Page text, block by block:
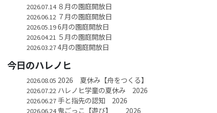
2026.07.14８月の園庭開放日
2026.06.12 ７月の園庭開放日
2026.05.196月の園庭開放日
2026.04.21 ５月の園庭開放日
2026.03.274月の園庭開放日
今日のハレノヒ
2026.08.05 2026 夏休み【舟をつくる】
2026.07.22 ハレノヒ学童の夏休み 2026
2026.06.27手と指先の認知 2026
2026.06.24鬼ごっこ【遊び】 2026